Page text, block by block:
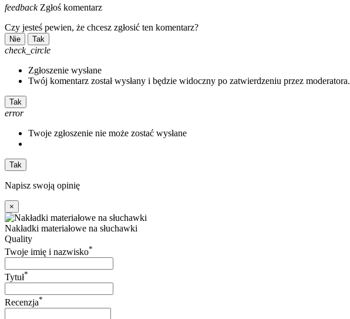
feedback Zgłoś komentarz
Czy jesteś pewien, że chcesz zgłosić ten komentarz?
Nie Tak
check_circle
Zgłoszenie wysłane
Twój komentarz został wysłany i będzie widoczny po zatwierdzeniu przez moderatora.
Tak
error
Twoje zgłoszenie nie może zostać wysłane
Tak
Napisz swoją opinię
×
Nakładki materiałowe na słuchawki
Quality
Twoje imię i nazwisko*
Tytuł*
Recenzja*